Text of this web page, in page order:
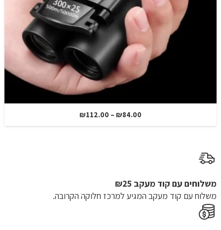
₪249.00
–
₪325.00
מחירים:
משלוחים עם קוד מעקב ₪25
משלוח​ עם קוד מעקב המגיע למרכז חלוקה הקרובה.